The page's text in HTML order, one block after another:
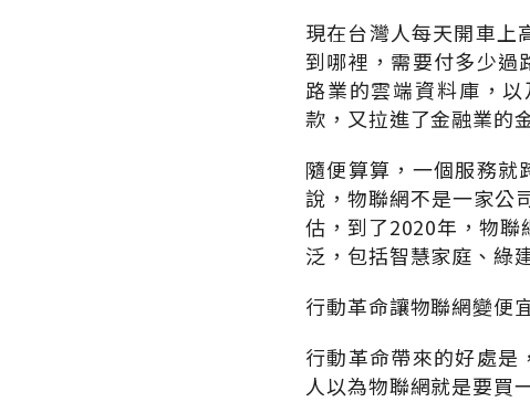
現在台灣人每天開車上
到哪裡，需要付多少過
路業的雲端資料庫，
款，又拉進了金融業的
隨便算算，一個服務就
說，物聯網不是一家公
估，到了2020年，物聯
泛，包括智慧家庭、綠
行動革命讓物聯網變便
行動革命帶來的好處是
人以為物聯網就是要買